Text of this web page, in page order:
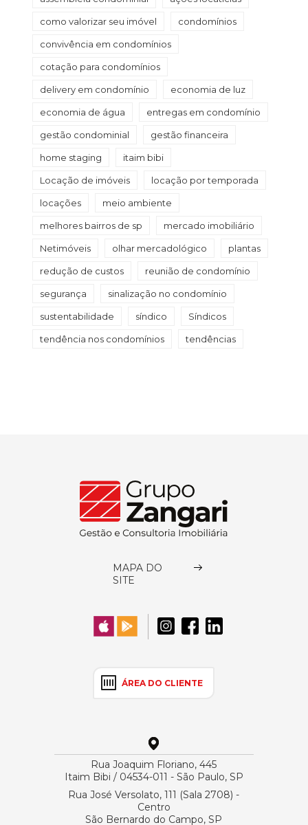
como valorizar seu imóvel condomínios
convivência em condomínios
cotação para condomínios
delivery em condomínio economia de luz
economia de água entregas em condomínio
gestão condominial gestão financeira
home staging itaim bibi
Locação de imóveis locação por temporada
locações meio ambiente
melhores bairros de sp mercado imobiliário
Netimóveis olhar mercadológico plantas
redução de custos reunião de condomínio
segurança sinalização no condomínio
sustentabilidade síndico Síndicos
tendência nos condomínios tendências
MAPA DO
SITE
ÁREA DO CLIENTE
Rua Joaquim Floriano, 445
Itaim Bibi / 04534-011 - São Paulo, SP
Rua José Versolato, 111 (Sala 2708) -
Centro
São Bernardo do Campo, SP